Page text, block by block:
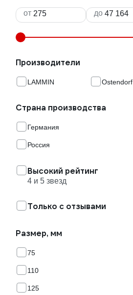
от до
Производители
LAMMIN Ostendorf
Страна производства
Германия
Россия
Высокий рейтинг
4 и 5 звезд
Только с отзывами
Размер, мм
75
110
125